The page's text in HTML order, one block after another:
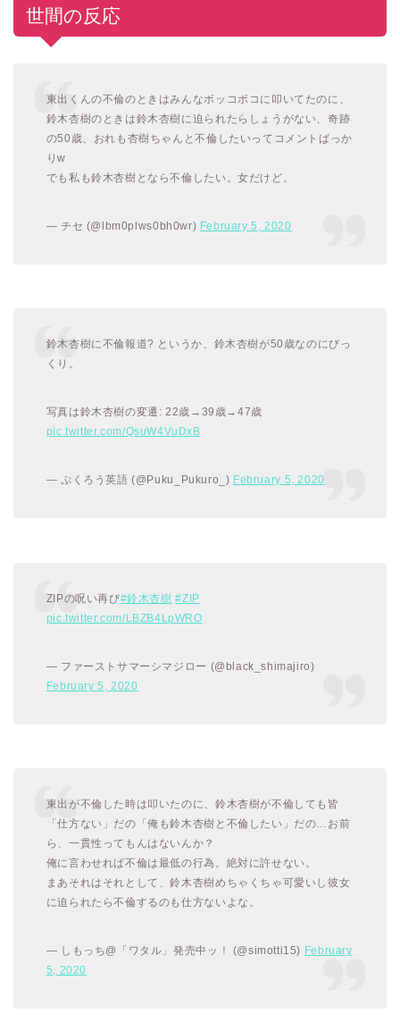
世間の反応
東出くんの不倫のときはみんなボッコボコに叩いてたのに、
鈴木杏樹のときは鈴木杏樹に迫られたらしょうがない、奇跡
の50歳、おれも杏樹ちゃんと不倫したいってコメントばっか
りw
でも私も鈴木杏樹となら不倫したい。女だけど。
— チセ (@lbm0plws0bh0wr) February 5, 2020
鈴木杏樹に不倫報道? というか、鈴木杏樹が50歳なのにびっ
くり。
写真は鈴木杏樹の変遷: 22歳→39歳→47歳
pic.twitter.com/QsuW4VuDxB
— ぷくろう英語 (@Puku_Pukuro_) February 5, 2020
ZIPの呪い再び#鈴木杏樹 #ZIP
pic.twitter.com/LBZB4LpWRO
— ファーストサマーシマジロー (@black_shimajiro)
February 5, 2020
東出が不倫した時は叩いたのに、鈴木杏樹が不倫しても皆
「仕方ない」だの「俺も鈴木杏樹と不倫したい」だの…お前
ら、一貫性ってもんはないんか？
俺に言わせれば不倫は最低の行為。絶対に許せない。
まあそれはそれとして、鈴木杏樹めちゃくちゃ可愛いし彼女
に迫られたら不倫するのも仕方ないよな。
— しもっち@「ワタル」発売中ッ！ (@simotti15) February
5, 2020